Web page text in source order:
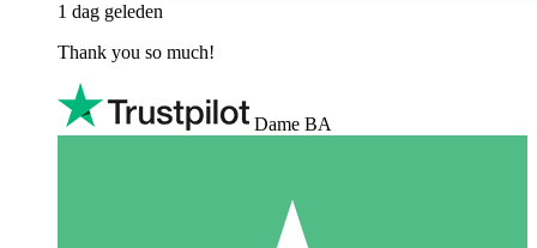
1 dag geleden
Thank you so much!
Dame BA